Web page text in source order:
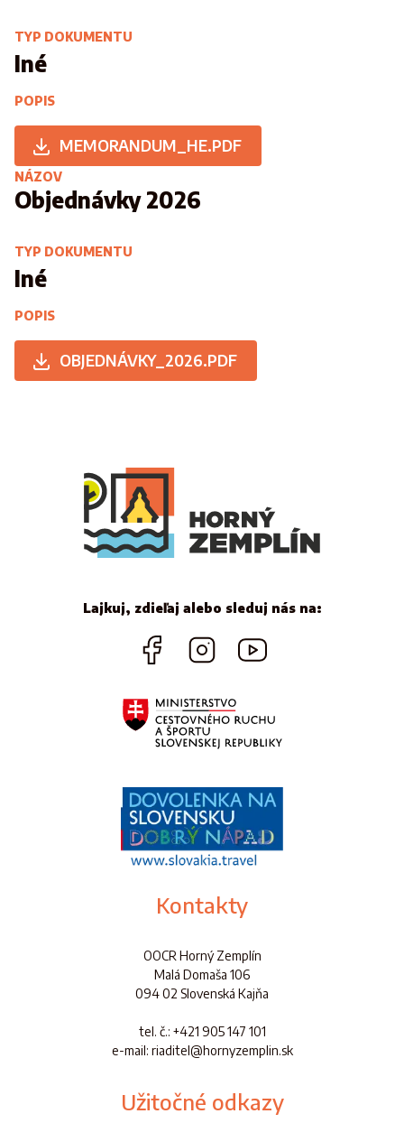
TYP DOKUMENTU
Iné
POPIS
MEMORANDUM_HE.PDF
NÁZOV
Objednávky 2026
TYP DOKUMENTU
Iné
POPIS
OBJEDNÁVKY_2026.PDF
Lajkuj, zdieľaj alebo sleduj nás na:
Kontakty
OOCR Horný Zemplín
Malá Domaša 106
094 02 Slovenská Kajňa
tel. č.: +421 905 147 101
e-mail: riaditel@hornyzemplin.sk
Užitočné odkazy